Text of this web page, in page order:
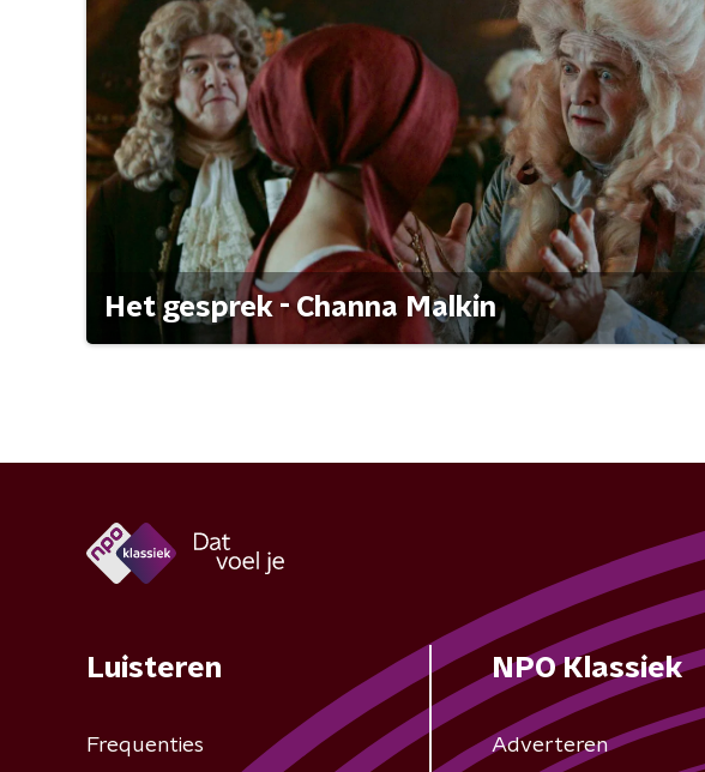
Het gesprek - Channa Malkin
Luisteren
Frequenties
NPO Klassiek
Adverteren